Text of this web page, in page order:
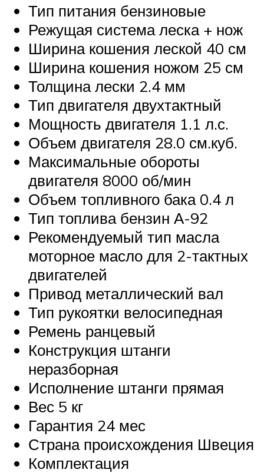
Тип питания бензиновые
Режущая система леска + нож
Ширина кошения леской 40 см
Ширина кошения ножом 25 см
Толщина лески 2.4 мм
Тип двигателя двухтактный
Мощность двигателя 1.1 л.с.
Объем двигателя 28.0 см.куб.
Максимальные обороты
двигателя 8000 об/мин
Объем топливного бака 0.4 л
Тип топлива бензин А-92
Рекомендуемый тип масла
моторное масло для 2-тактных
двигателей
Привод металлический вал
Тип рукоятки велосипедная
Ремень ранцевый
Конструкция штанги
неразборная
Исполнение штанги прямая
Вес 5 кг
Гарантия 24 мес
Страна происхождения Швеция
Комплектация